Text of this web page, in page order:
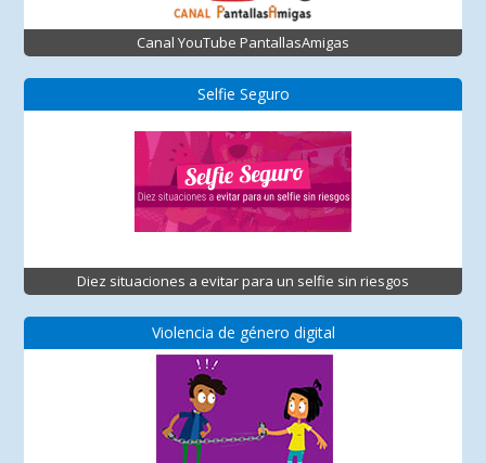
Canal YouTube PantallasAmigas
Selfie Seguro
Diez situaciones a evitar para un selfie sin riesgos
Violencia de género digital